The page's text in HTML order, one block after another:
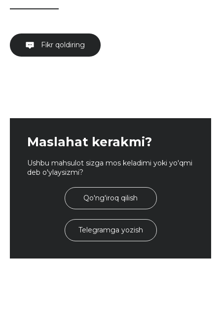
Fikr qoldiring
Maslahat kerakmi?
Ushbu mahsulot sizga mos keladimi yoki yo'qmi
deb o'ylaysizmi?
Qo'ng'iroq qilish
Telegramga yozish